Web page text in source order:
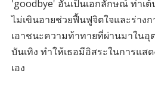
'goodbye' อันเป็นเอกลักษณ์ ท่าเ
ไม่เขินอายช่วยฟื้นฟูจิตใจและร่าง
เอาชนะความท้าทายที่ผ่านมาใน
บันเทิง ทำให้เธอมีอิสระในการแส
เอง